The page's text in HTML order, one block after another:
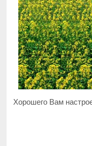
Хорошего Вам